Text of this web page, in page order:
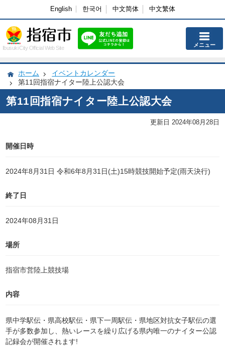
English 한국어 中文简体 中文繁体
Ibusuki City Official Web Site メニュー
ホーム
イベントカレンダー
第11回指宿ナイター陸上公認大会
第11回指宿ナイター陸上公認大会
更新日 2024年08月28日
開催日時
2024年8月31日 令和6年8月31日(土)15時競技開始予定(雨天決行)
終了日
2024年08月31日
場所
指宿市営陸上競技場
内容
県中学駅伝・県高校駅伝・県下一周駅伝・県地区対抗女子駅伝の選
手が多数参加し、熱いレースを繰り広げる県内唯一のナイター公認
記録会が開催されます!